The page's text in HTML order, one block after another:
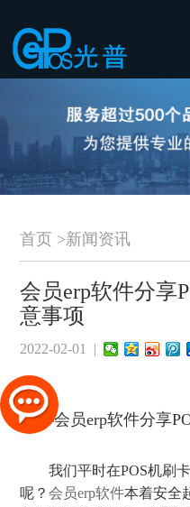
首页 >新闻资讯
会员erp软件分享
意事项
2022-02-01 |
我们平时在POS机刷卡
呢？会员erp软件本着安全